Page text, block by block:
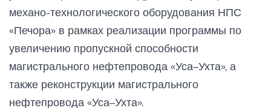
механо-технологического оборудования НПС
«Печора» в рамках реализации программы по
увеличению пропускной способности
магистрального нефтепровода «Уса–Ухта», а
также реконструкции магистрального
нефтепровода «Уса–Ухта».